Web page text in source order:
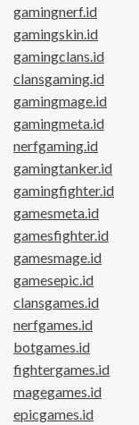
gamingnerf.id
gamingskin.id
gamingclans.id
clansgaming.id
gamingmage.id
gamingmeta.id
nerfgaming.id
gamingtanker.id
gamingfighter.id
gamesmeta.id
gamesfighter.id
gamesmage.id
gamesepic.id
clansgames.id
nerfgames.id
botgames.id
fightergames.id
magegames.id
epicgames.id